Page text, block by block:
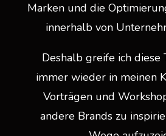
Marken und die
innerhalb von
Deshalb greife ich diese
immer wieder in meinen
Vorträgen und
andere Brands zu